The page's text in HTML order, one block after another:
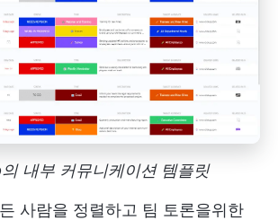
내부 커뮤니케이션 템플릿
사람을 정렬하고 팀 토론을위한